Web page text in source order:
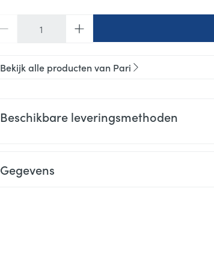
Bekijk alle producten van Pari
Beschikbare leveringsmethoden
Gegevens